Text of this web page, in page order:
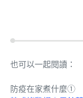
也可以一起閱讀：
防疫在家煮什麼①